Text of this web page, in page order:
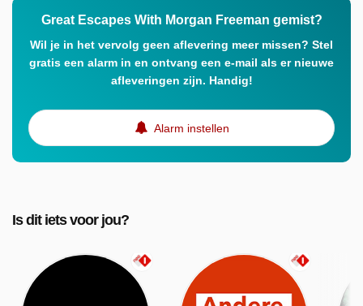
Great Escapes With Morgan Freeman gemist?
Wil je in het vervolg geen aflevering meer missen? Stel
gratis een alarm in en ontvang een e-mail als er nieuwe
afleveringen zijn. Handig!
Alarm instellen
Is dit iets voor jou?